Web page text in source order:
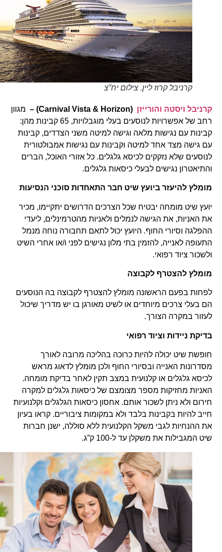
קרניבל קרוז ליין. צילום יח”צ
קרניבל ויסטה והורייזן (Carnival Vista & Horizon) –
מגוון
רחב של אפשרויות לנוסעים בעלי מוגבלויות, 65 קבינות מהן:
קבינות עם נגישות מלאה וגישה למיטה משני הצדדים, קבינות
עם גישה מצד אחד למיטה וקבינות עם נגישות אמבולטורית
לנוסעים שלא נזקקים לכיסא גלגלים. כל אזורי האוכל, הברים
והתיאטרון נגישים לבעלי כיסאות גלגלים.
מומלץ להיעזר ביועץ שיט חבר התאחדות סוכני הנסיעות
יועץ שיט מומחה יבטיח שכל הצרכים הדרושים יתקיימו, מכיר
את האניות, את הגישה לנמלים ולאניות מהטרמינלים, ליעדי
ההפלגה וסיורי החוף. היועץ יכול לתאם תחבורה נוחה מנמל
התעופה לאנייה, להזמין בתי מלון נגישים לפני ו/או אחרי השיט
ולשכור ציוד רפואי.
מומלץ להצטרף לקבוצה
לפחות בפעם הראשונה מומלץ להצטרף לקבוצה בה הנוסעים
הם בעלי צרכים מיוחדים או לשיט מאורגן בו יש מדריך שיכול
לעזור במקרה הצורך.
בדיקת ניידות וציוד רפואי
חופשת שיט יכולה להיות כרוכה בהליכה מרובה לאורך
מסדרונות האנייה ובסיורי החוף ולכן מומלץ לדאוג מראש
לכיסא גלגלים או קלנועית במצב תקין לאחר בדיקת מומחה.
האניות מחזיקות מספר מצומצם של כיסאות גלגלים למקרה
חירום ולא ניתן לשכור אותם. אחסון כיסאות הגלגלים וקלנועיות
חייב להיות בקבינות בלבד ולא במקומות ציבוריים. קראו בעיון
את ההנחיות לגבי משקל הקלנועית ללא סוללה, ישנן חברות
שיט המגבילות את משקלן עד ל-100 ק”ג.